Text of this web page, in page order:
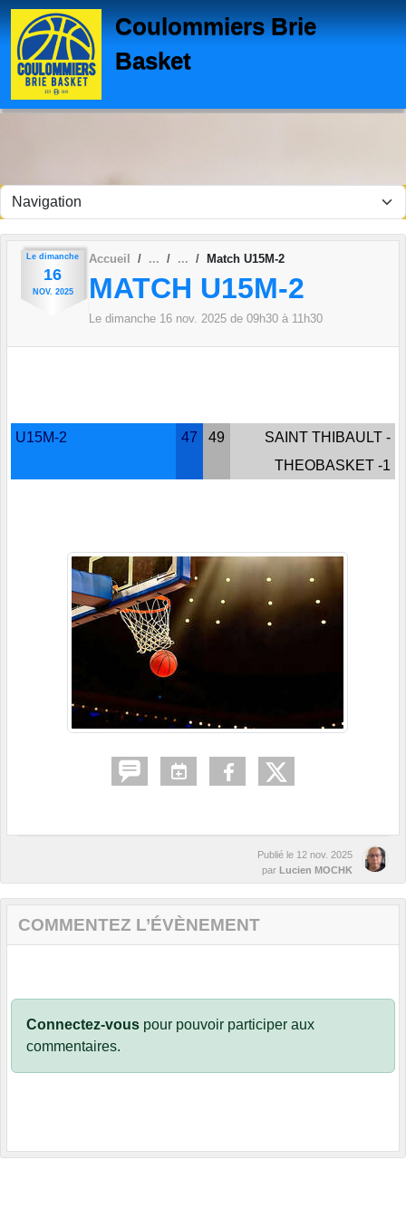
Coulommiers Brie
Basket
Le dimanche
16
NOV. 2025
Accueil Match U15M-2
MATCH U15M-2
Le dimanche 16 nov. 2025 de 09h30 à 11h30
U15M-2 47 49
SAINT THIBAULT -
THEOBASKET -1
Publié le 12 nov. 2025
par Lucien MOCHK
COMMENTEZ L’ÉVÈNEMENT
Connectez-vous pour pouvoir participer aux
commentaires.
Panneau de gestion des cookies